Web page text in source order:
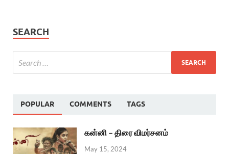
SEARCH
POPULAR COMMENTS TAGS
கன்னி – திரை விமர்சனம்
May 15, 2024